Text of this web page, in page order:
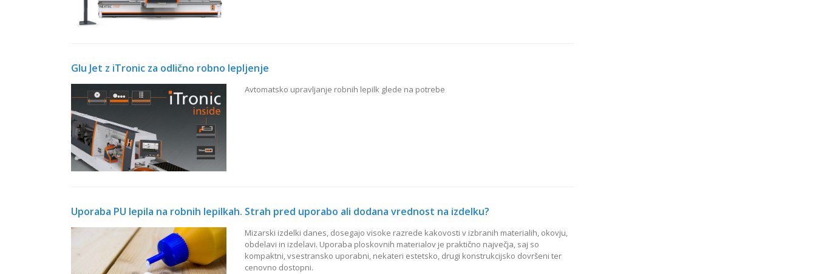
Glu Jet z iTronic za odlično robno lepljenje
Avtomatsko upravljanje robnih lepilk glede na potrebe
Uporaba PU lepila na robnih lepilkah. Strah pred uporabo ali dodana vrednost na izdelku?
Mizarski izdelki danes, dosegajo visoke razrede kakovosti v izbranih materialih, okovju,
obdelavi in izdelavi. Uporaba ploskovnih materialov je praktično največja, saj so
kompaktni, vsestransko uporabni, nekateri estetsko, drugi konstrukcijsko dovršeni ter
cenovno dostopni.